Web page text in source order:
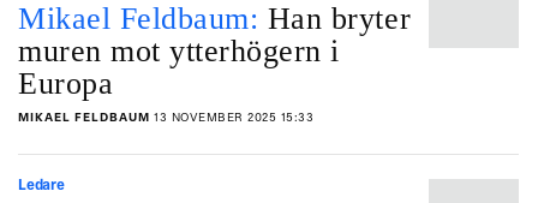
Mikael Feldbaum: Han bryter
muren mot ytterhögern i
Europa
MIKAEL FELDBAUM 13 NOVEMBER 2025 15:33
Ledare